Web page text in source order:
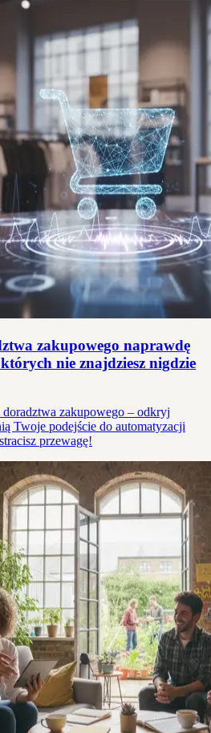
zakupowego naprawdę
nie znajdziesz nigdzie
zakupowego – odkryj
Twoje podejście do automatyzacji
przewagę!